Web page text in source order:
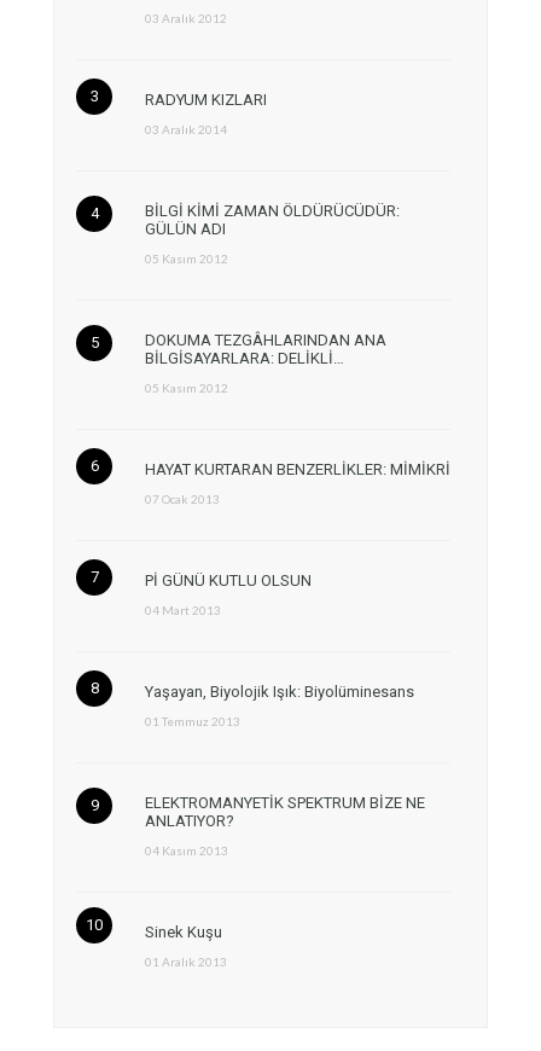
03 Aralık 2012
RADYUM KIZLARI
03 Aralık 2014
BİLGİ KİMİ ZAMAN ÖLDÜRÜCÜDÜR:
GÜLÜN ADI
05 Kasım 2012
DOKUMA TEZGÂHLARINDAN ANA
BİLGİSAYARLARA: DELİKLİ…
05 Kasım 2012
HAYAT KURTARAN BENZERLİKLER: MİMİKRİ
07 Ocak 2013
Pİ GÜNÜ KUTLU OLSUN
04 Mart 2013
Yaşayan, Biyolojik Işık: Biyolüminesans
01 Temmuz 2013
ELEKTROMANYETİK SPEKTRUM BİZE NE
ANLATIYOR?
04 Kasım 2013
Sinek Kuşu
01 Aralık 2013